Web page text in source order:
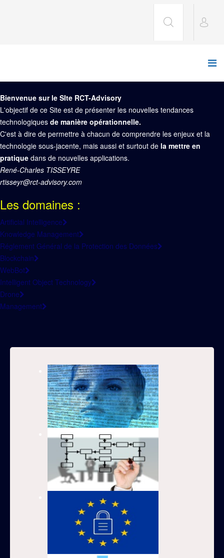
Bienvenue sur le SIte RCT-Advisory
L'objectif de ce Site est de présenter les nouvelles tendances
technologiques de manière opérationnelle.
C'est à dire de permettre à chacun de comprendre les enjeux et la
technologie sous-jacente, mais aussi et surtout de la mettre en
pratique dans de nouvelles applications.
René-Charles TISSEYRE
rtisseyr@rct-advisory.com
Les domaines :
Artificial Intelligence
Knowledge Management
Réglement Général de la Protection des Données
Blockchain
WebBot
Intelligent Object Technology
Drone
Management